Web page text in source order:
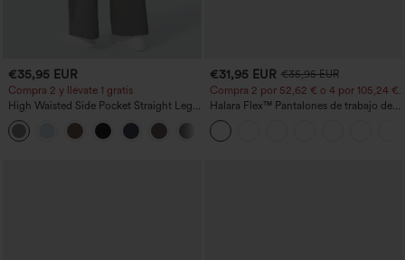
€35,95 EUR
Compra 2 y llévate 1 gratis
High Waisted Side Pocket Straight Leg
Work Pants
€31,95 EUR €35,95 EUR
Compra 2 por 52,62 € o 4 por 105,24 €.
Halara Flex™ Pantalones de trabajo de
talle alto, moldeadores del cuerpo, que
estilizan la cintura, con bolsillos, de
pierna ancha en micro‑waffle